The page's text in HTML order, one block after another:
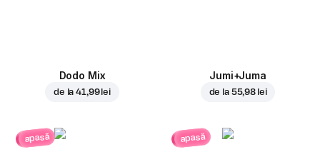
Dodo Mix
de la41,99 lei
Jumi+Juma
de la 55,98 lei
apasă apasă